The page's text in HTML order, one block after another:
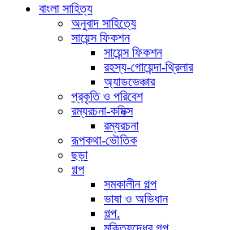
বাংলা সাহিত্য
অনুবাদ সাহিত্যে
সায়েন্স ফিকশন
সায়েন্স ফিকশন
রহস্য-গোয়েন্দা-থ্রিলার
অ্যাডভেঞ্চার
প্রকৃতি ও পরিবেশ
রম্যরচনা-কমিক্স
রম্যরচনা
রূপকথা-ভৌতিক
ছড়া
গল্প
সমকালীন গল্প
ভাষা ও অভিধান
গল্প.